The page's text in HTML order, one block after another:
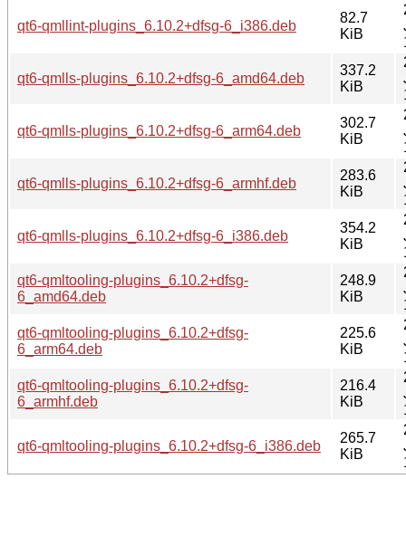
qt6-qmllint-plugins_6.10.2+dfsg-6_i386.deb
82.7
KiB
qt6-qmlls-plugins_6.10.2+dfsg-6_amd64.deb
337.2
KiB
qt6-qmlls-plugins_6.10.2+dfsg-6_arm64.deb
302.7
KiB
qt6-qmlls-plugins_6.10.2+dfsg-6_armhf.deb
283.6
KiB
qt6-qmlls-plugins_6.10.2+dfsg-6_i386.deb
354.2
KiB
qt6-qmltooling-plugins_6.10.2+dfsg-
6_amd64.deb
248.9
KiB
qt6-qmltooling-plugins_6.10.2+dfsg-
6_arm64.deb
225.6
KiB
qt6-qmltooling-plugins_6.10.2+dfsg-
6_armhf.deb
216.4
KiB
qt6-qmltooling-plugins_6.10.2+dfsg-6_i386.deb
265.7
KiB